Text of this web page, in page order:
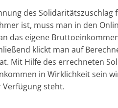
des Solidaritätszuschlag
ist, muss man in den
das eigene
klickt man auf
Mit Hilfe des errechneten
in Wirklichkeit sein
Verfügung steht.